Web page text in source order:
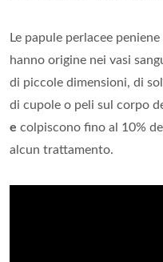
Le papule perlacee peniene
hanno origine nei vasi
di piccole dimensioni, di
di cupole o peli sul corpo
e colpiscono fino al 10%
alcun trattamento.